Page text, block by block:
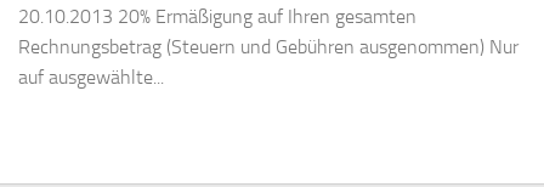
20.10.2013 20% Ermäßigung auf Ihren gesamten
Rechnungsbetrag (Steuern und Gebühren ausgenommen) Nur
auf ausgewählte...